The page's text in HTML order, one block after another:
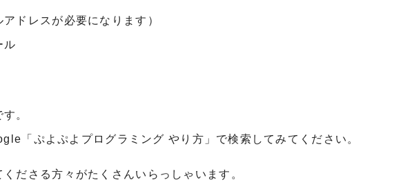
ドレスが必要になります）
ル
。
「ぷよぷよプログラミング やり方」で検索してみてください。
ださる方々がたくさんいらっしゃいます。